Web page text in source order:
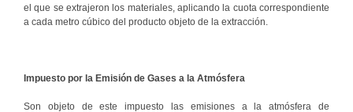
el que se extrajeron los materiales, aplicando la cuota correspondiente
a cada metro cúbico del producto objeto de la extracción.
Impuesto por la Emisión de Gases a la Atmósfera
Son objeto de este impuesto las emisiones a la atmósfera de